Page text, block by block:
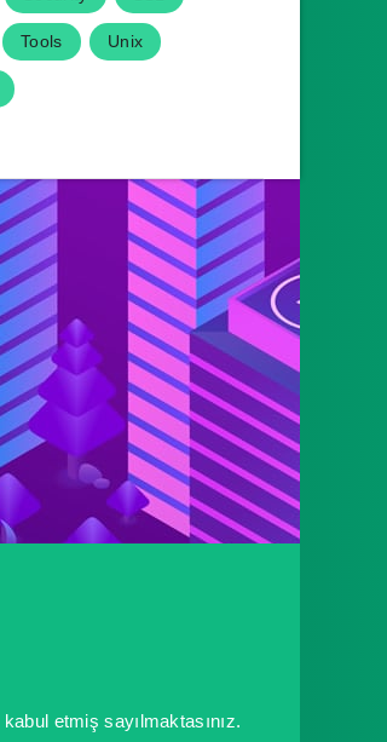
Tools Unix
kabul etmiş sayılmaktasınız.